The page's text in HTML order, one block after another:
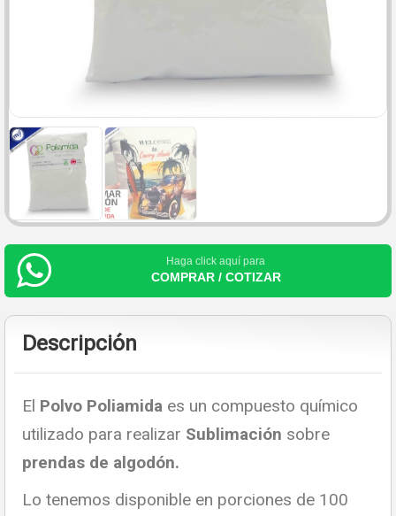
Haga click aquí para
COMPRAR / COTIZAR
Descripción
El Polvo Poliamida es un compuesto químico
utilizado para realizar Sublimación sobre
prendas de algodón.
Lo tenemos disponible en porciones de 100